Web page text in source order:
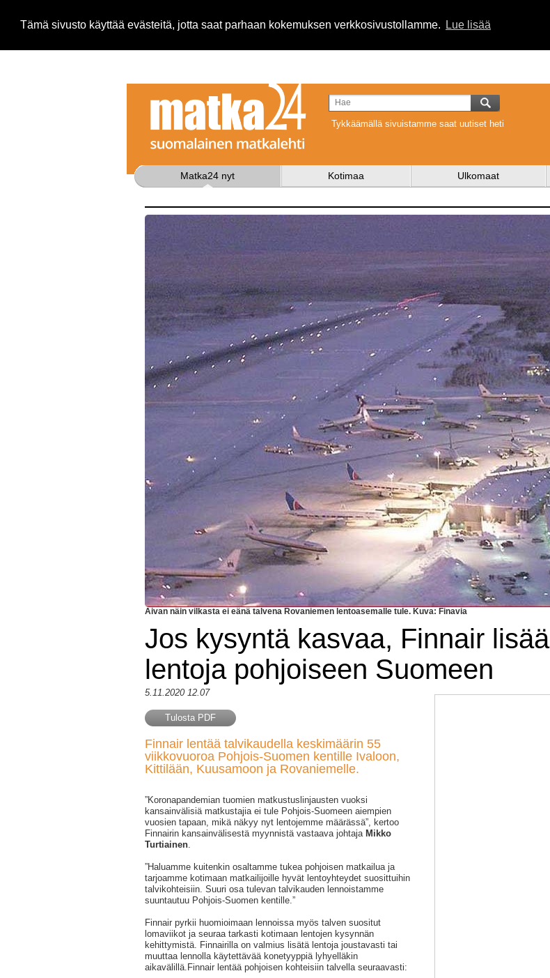
Tämä sivusto käyttää evästeitä, jotta saat parhaan kokemuksen verkkosivustollamme. Lue lisää
Tykkäämällä sivuistamme saat uutiset heti
Matka24 nyt Kotimaa Ulkomaat
Aivan näin vilkasta ei eänä talvena Rovaniemen lentoasemalle tule. Kuva: Finavia
Jos kysyntä kasvaa, Finnair lisää
lentoja pohjoiseen Suomeen
5.11.2020 12.07
Tulosta PDF
Finnair lentää talvikaudella keskimäärin 55
viikkovuoroa Pohjois-Suomen kentille Ivaloon,
Kittilään, Kuusamoon ja Rovaniemelle.
”Koronapandemian tuomien matkustuslinjausten vuoksi
kansainvälisiä matkustajia ei tule Pohjois-Suomeen aiempien
vuosien tapaan, mikä näkyy nyt lentojemme määrässä”, kertoo
Finnairin kansainvälisestä myynnistä vastaava johtaja Mikko
Turtiainen.
”Haluamme kuitenkin osaltamme tukea pohjoisen matkailua ja
tarjoamme kotimaan matkailijoille hyvät lentoyhteydet suosittuihin
talvikohteisiin. Suuri osa tulevan talvikauden lennoistamme
suuntautuu Pohjois-Suomen kentille.”
Finnair pyrkii huomioimaan lennoissa myös talven suositut
lomaviikot ja seuraa tarkasti kotimaan lentojen kysynnän
kehittymistä. Finnairilla on valmius lisätä lentoja joustavasti tai
muuttaa lennolla käytettävää konetyyppiä lyhyelläkin
aikavälillä.Finnair lentää pohjoisen kohteisiin talvella seuraavasti: